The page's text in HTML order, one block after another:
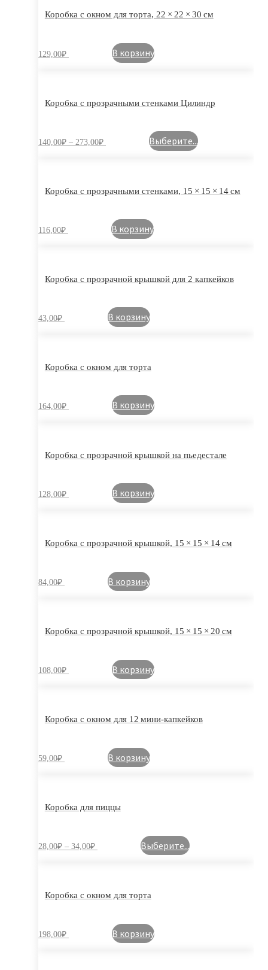
Коробка с окном для торта, 22 × 22 × 30 см
129,00₽ В корзину
Коробка с прозрачными стенками Цилиндр
140,00₽ – 273,00₽ Выберите...
Коробка с прозрачными стенками, 15 × 15 × 14 см
116,00₽ В корзину
Коробка с прозрачной крышкой для 2 капкейков
43,00₽ В корзину
Коробка с окном для торта
164,00₽ В корзину
Коробка с прозрачной крышкой на пьедестале
128,00₽ В корзину
Коробка с прозрачной крышкой, 15 × 15 × 14 см
84,00₽ В корзину
Коробка с прозрачной крышкой, 15 × 15 × 20 см
108,00₽ В корзину
Коробка с окном для 12 мини-капкейков
59,00₽ В корзину
Коробка для пиццы
28,00₽ – 34,00₽ Выберите...
Коробка с окном для торта
198,00₽ В корзину